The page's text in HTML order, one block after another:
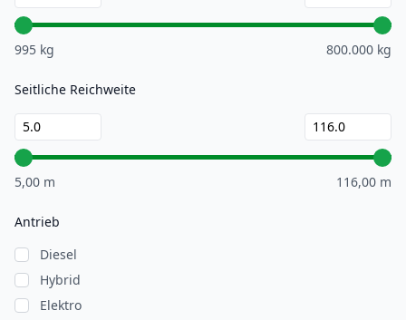
995 kg 800.000 kg
Seitliche Reichweite
5,00 m 116,00 m
Antrieb
Diesel
Hybrid
Elektro